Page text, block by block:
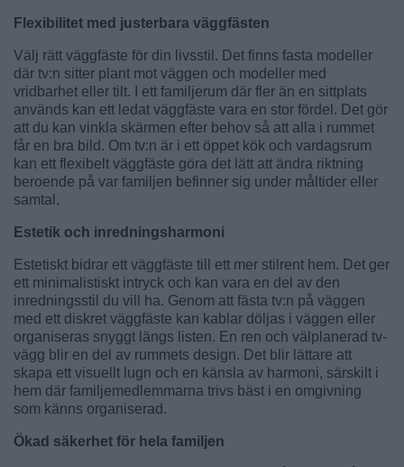
Flexibilitet med justerbara väggfästen
Välj rätt väggfäste för din livsstil. Det finns fasta modeller
där tv:n sitter plant mot väggen och modeller med
vridbarhet eller tilt. I ett familjerum där fler än en sittplats
används kan ett ledat väggfäste vara en stor fördel. Det gör
att du kan vinkla skärmen efter behov så att alla i rummet
får en bra bild. Om tv:n är i ett öppet kök och vardagsrum
kan ett flexibelt väggfäste göra det lätt att ändra riktning
beroende på var familjen befinner sig under måltider eller
samtal.
Estetik och inredningsharmoni
Estetiskt bidrar ett väggfäste till ett mer stilrent hem. Det ger
ett minimalistiskt intryck och kan vara en del av den
inredningsstil du vill ha. Genom att fästa tv:n på väggen
med ett diskret väggfäste kan kablar döljas i väggen eller
organiseras snyggt längs listen. En ren och välplanerad tv-
vägg blir en del av rummets design. Det blir lättare att
skapa ett visuellt lugn och en känsla av harmoni, särskilt i
hem där familjemedlemmarna trivs bäst i en omgivning
som känns organiserad.
Ökad säkerhet för hela familjen